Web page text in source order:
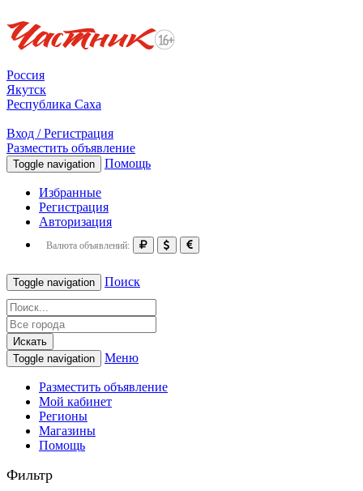
Россия
Якутск
Республика Саха
Вход / Регистрация
Разместить объявление
Toggle navigation Помощь
Избранные
Регистрация
Авторизация
Валюта объявлений:
Toggle navigation Поиск
Искать
Toggle navigation
Меню
Разместить объявление
Мой кабинет
Регионы
Магазины
Помощь
Фильтр